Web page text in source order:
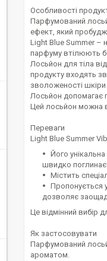
Особливості
Парфумований
ефект, який
Light Blue Summer –
парфуму втілюють
Лосьйон для тіла
продукту входять
зволоженості
Лосьйон допомагає
Цей лосьйон можна
Переваги
Light Blue Summer
Його
швидко
Містить
Пропонується
дозволяє
Це відмінний вибір
Як застосовувати
Парфумований
ароматом.